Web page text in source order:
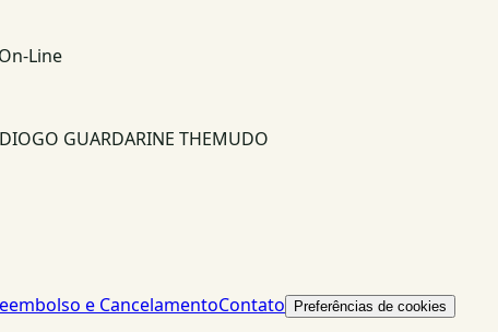
Line
GUARDARINE THEMUDO
e CancelamentoContato Preferências de cookies